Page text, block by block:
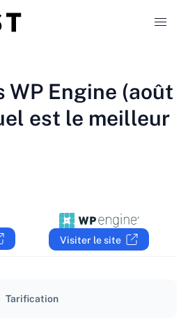
WP Engine (août
est le meilleur
Visiter le site
Tarification